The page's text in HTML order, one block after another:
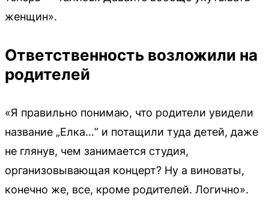
женщин».
Ответственность возложили на
родителей
«Я правильно понимаю, что родители увидели
название „Елка…“ и потащили туда детей, даже
не глянув, чем занимается студия,
организовывающая концерт? Ну а виноваты,
конечно же, все, кроме родителей. Логично».